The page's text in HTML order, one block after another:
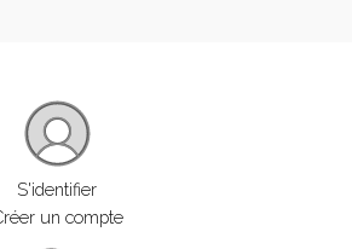
S'identifier
un compte